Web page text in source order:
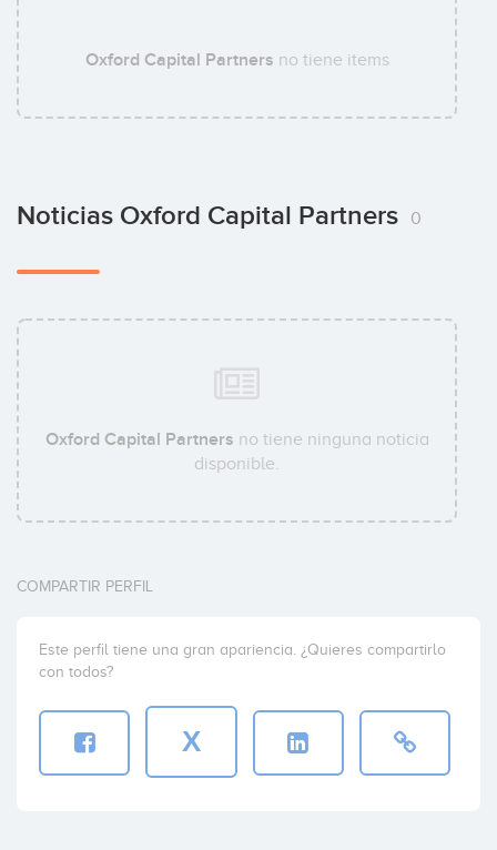
Oxford Capital Partners no tiene items
Noticias Oxford Capital Partners 0
Oxford Capital Partners no tiene ninguna noticia
disponible.
COMPARTIR PERFIL
Este perfil tiene una gran apariencia. ¿Quieres compartirlo
con todos?
X